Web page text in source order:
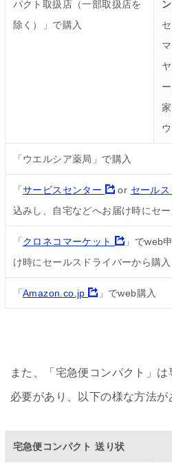
パクト取扱店（一部取扱店を
除く）」で購入
「ウエルシア薬局」で購入
「 サービスセンター or セール
込みし、自宅などへお届け時にセ
「 クロネコマーケット
」でweb
け時にセールスドライバーから購入
「 Amazon.co.jp 」でweb購入
また、「宅急便コンパクト」
必要があり、以下の様な方法が
宅急便コンパクト 送り状